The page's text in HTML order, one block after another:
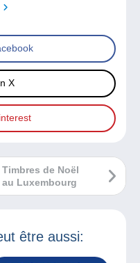
X
Timbres de Noël
au Luxembourg
être aussi: